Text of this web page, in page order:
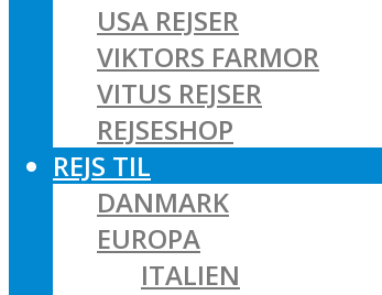
USA REJSER
VIKTORS FARMOR
VITUS REJSER
REJSESHOP
REJS TIL
DANMARK
EUROPA
ITALIEN